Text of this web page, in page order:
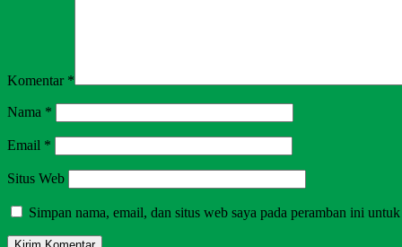
Komentar *
Nama *
Email *
Situs Web
Simpan nama, email, dan situs web saya pada peramban ini